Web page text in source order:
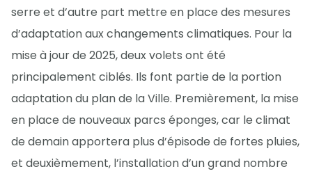
serre et d’autre part mettre en place des mesures
d’adaptation aux changements climatiques. Pour la
mise à jour de 2025, deux volets ont été
principalement ciblés. Ils font partie de la portion
adaptation du plan de la Ville. Premièrement, la mise
en place de nouveaux parcs éponges, car le climat
de demain apportera plus d’épisode de fortes pluies,
et deuxièmement, l’installation d’un grand nombre